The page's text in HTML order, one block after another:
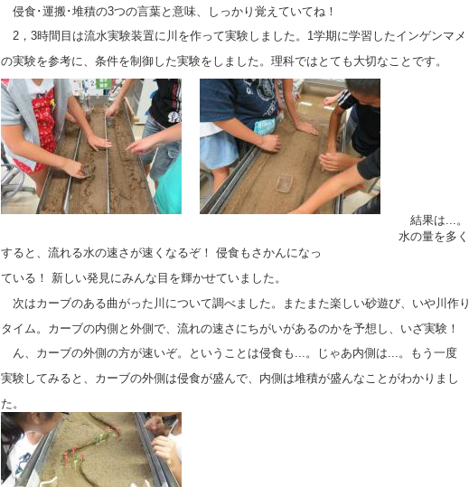
侵食･運搬･堆積の3つの言葉と意味、しっかり覚えていてね！
2，3時間目は流水実験装置に川を作って実験しました。1学期に学習したインゲンマメ
の実験を参考に、条件を制御した実験をしました。理科ではとても大切なことです。
結果は...。
水の量を多く
すると、流れる水の速さが速くなるぞ！ 侵食もさかんになっ
ている！ 新しい発見にみんな目を輝かせていました。
次はカーブのある曲がった川について調べました。またまた楽しい砂遊び、いや川作り
タイム。カーブの内側と外側で、流れの速さにちがいがあるのかを予想し、いざ実験！
ん、カーブの外側の方が速いぞ。ということは侵食も...。じゃあ内側は...。もう一度
実験してみると、カーブの外側は侵食が盛んで、内側は堆積が盛んなことがわかりまし
た。